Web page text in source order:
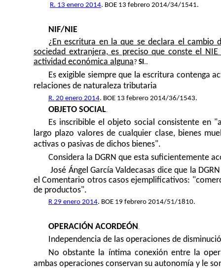
R. 13 enero 2014. BOE 13 febrero 2014/34/1541.
NIF/NIE
¿En escritura en la que se declara el cambio
sociedad extranjera, es preciso que conste el
actividad económica alguna? SI..
Es exigible siempre que la escritura contenga
relaciones de naturaleza tributaria
R. 20 enero 2014. BOE 13 febrero 2014/36/1543.
OBJETO SOCIAL.
Es inscribible el objeto social consistente en
largo plazo valores de cualquier clase, bienes
activas o pasivas de dichos bienes".
Considera la DGRN que esta suficientemente
José Ángel García Valdecasas dice que la DGRN
el Comentario otros casos ejemplificativos:
de productos".
R 29 enero 2014. BOE 19 febrero 2014/51/1810.
OPERACIÓN ACORDEÓN.
Independencia de las operaciones de
No obstante la íntima conexión entre la
ambas operaciones conservan su autonomía y le